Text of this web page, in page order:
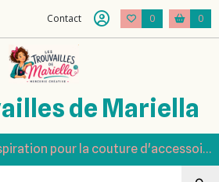
Contact 0 0
de Mariella
Tissus, mercerie et inspiration pour la couture d'accessoires